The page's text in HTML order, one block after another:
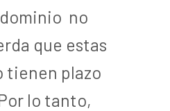
no
que estas
tienen plazo
lo tanto,